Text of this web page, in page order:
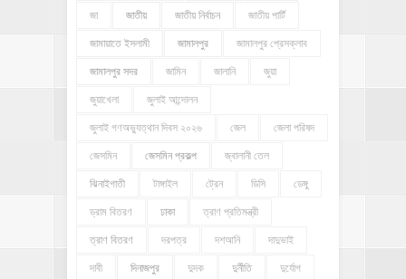
জা জাতীয় জাতীয় নির্বাচন জাতীয় পার্টি
জামায়াতে ইসলামী জামালপুর জামালপুর প্রেসক্লাব
জামালপুর সদর জামিন জালানি জুয়া
জুয়াখেলা জুলাই আন্দোলন
জুলাই গণঅভ্যুত্থান দিবস ২০২৬ জেল জেলা পরিষদ
জেসমিন জেসমিন প্রকল্প জ্বালানী তেল
ঝিনাইগাতী টাঙ্গাইল ট্রেন ডিসি ডেঙ্গু
ড্রাম বিতরণ ঢাকা ত্রাণ প্রতিমন্ত্রী
ত্রাণ বিতরণ দরপত্র দশআনি দাদুভাই
দাবী দিনাজপুর দুদক দুর্নীতি দুর্যোগ